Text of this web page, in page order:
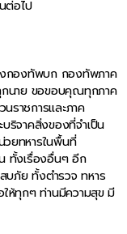
ต่อไป
งกองทัพบก กองทัพภาค
กนาย ขอขอบคุณทุกภาค
ราชการและภาค
ริจาคสิ่งของที่จำเป็น
วยทหารในพื้นที่
ทั้งเรื่องอื่นๆ อีก
บภัย ทั้งตำรวจ ทหาร
ห้ทุกๆ ท่านมีความสุข มี